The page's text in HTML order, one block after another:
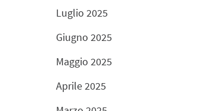
Luglio 2025
Giugno 2025
Maggio 2025
Aprile 2025